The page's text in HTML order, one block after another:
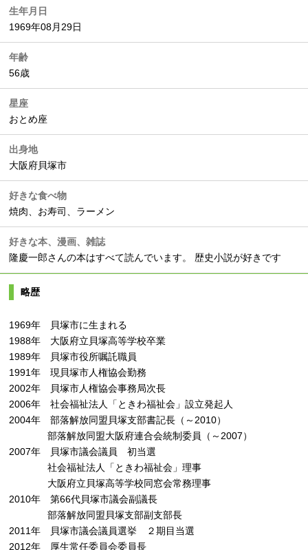
生年月日
1969年08月29日
年齢
56歳
星座
おとめ座
出身地
大阪府貝塚市
好きな食べ物
焼肉、お寿司、ラーメン
好きな本、漫画、雑誌
隆慶一郎さんの本はすべて読んでいます。 歴史小説が好きです
略歴
1969年 貝塚市に生まれる
1988年 大阪府立貝塚高等学校卒業
1989年 貝塚市役所嘱託職員
1991年 現貝塚市人権協会勤務
2002年 貝塚市人権協会事務局次長
2006年 社会福祉法人「ときわ福祉会」設立発起人
2004年 部落解放同盟貝塚支部書記長（～2010）
部落解放同盟大阪府連合会統制委員（～2007）
2007年 貝塚市議会議員 初当選
社会福祉法人「ときわ福祉会」理事
大阪府立貝塚高等学校同窓会常務理事
2010年 第66代貝塚市議会副議長
部落解放同盟貝塚支部副支部長
2011年 貝塚市議会議員選挙 ２期目当選
2012年 厚生常任委員会委員長